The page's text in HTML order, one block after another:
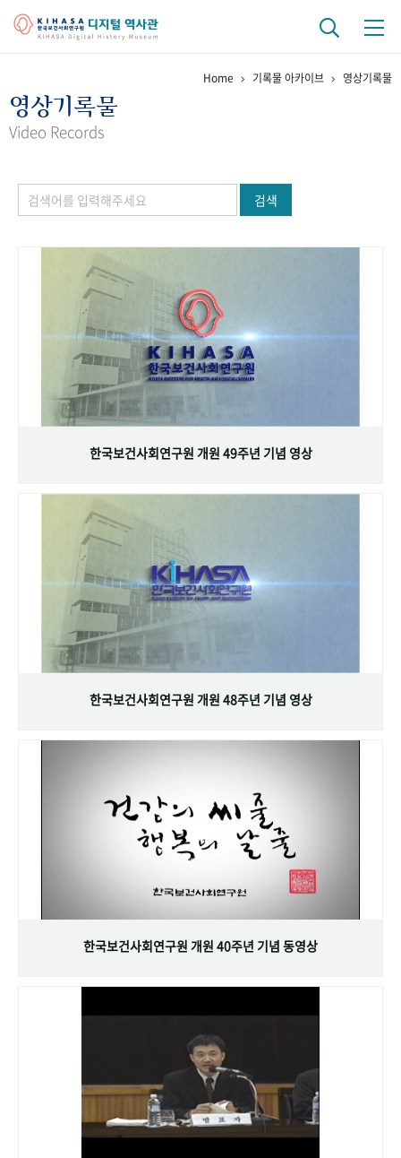
걸어온 길 기관 변천사
정책과 연구 키워드로 보는 연구 역사
연구자들
기록물 아카이브
사진 아카이브 문서 기록물 행정박물 영상 기록물
주년 기념
성과 50선 숫자로 보는 50년
VR 역사관
Home 기록물 아카이브 영상기록물
영상기록물
Video Records
검색
한국보건사회연구원 개원 49주년 기념 영상
한국보건사회연구원 개원 48주년 기념 영상
한국보건사회연구원 개원 40주년 기념 동영상